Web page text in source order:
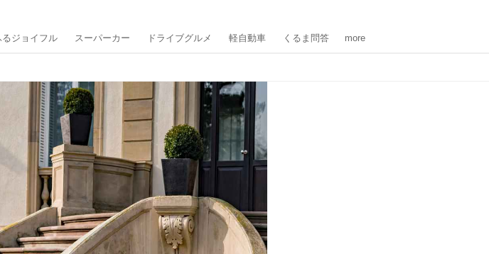
るジョイフル スーパーカー ドライブグルメ 軽自動車 くるま問答 more